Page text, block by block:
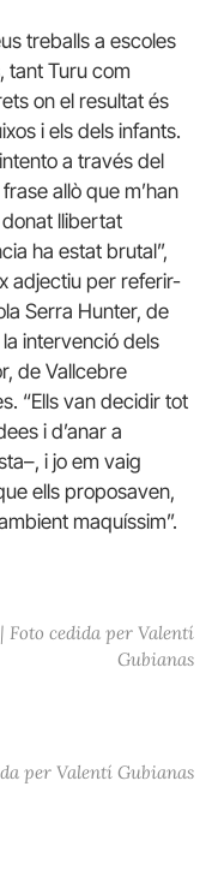
treballs a escoles
tant Turu com
on el resultat és
i els dels infants.
a través del
allò que m’han
llibertat
ha estat brutal”,
adjectiu per referir-
Serra Hunter, de
intervenció dels
de Vallcebre
“Ells van decidir tot
i d’anar a
i jo em vaig
ells proposaven,
maquíssim”.
Foto cedida per Valentí
Gubianas
per Valentí Gubianas